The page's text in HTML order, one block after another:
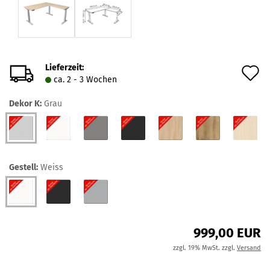
Lieferzeit:
ca. 2 - 3 Wochen
Dekor K: Grau
Gestell: Weiss
999,00 EUR
zzgl. 19% MwSt. zzgl. Versand